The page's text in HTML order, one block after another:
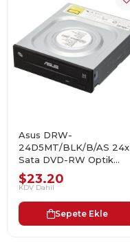
Asus DRW-
24D5MT/BLK/B/AS 24x
Sata DVD-RW Optik
Sürücü
$23.20
KDV Dahil
Sepete Ekle